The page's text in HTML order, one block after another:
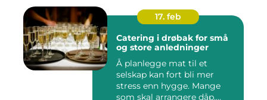
17. feb
Catering i drøbak for små
og store anledninger
Å planlegge mat til et
selskap kan fort bli mer
stress enn hygge. Mange
som skal arrangere dåp,